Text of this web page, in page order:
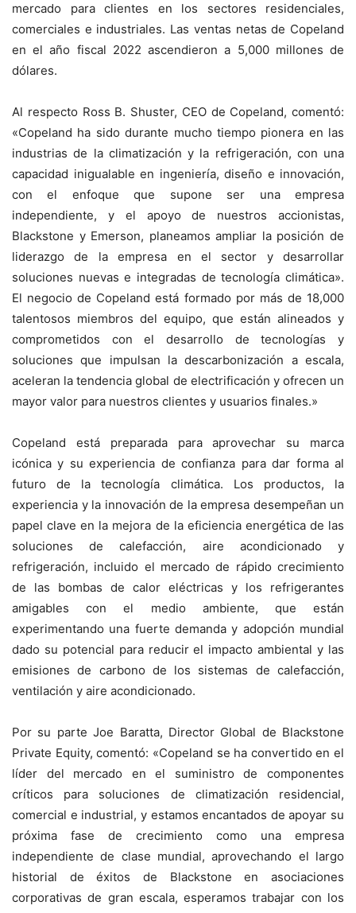
mercado para clientes en los sectores residenciales,
comerciales e industriales. Las ventas netas de Copeland
en el año fiscal 2022 ascendieron a 5,000 millones de
dólares.
Al respecto Ross B. Shuster, CEO de Copeland, comentó:
«Copeland ha sido durante mucho tiempo pionera en las
industrias de la climatización y la refrigeración, con una
capacidad inigualable en ingeniería, diseño e innovación,
con el enfoque que supone ser una empresa
independiente, y el apoyo de nuestros accionistas,
Blackstone y Emerson, planeamos ampliar la posición de
liderazgo de la empresa en el sector y desarrollar
soluciones nuevas e integradas de tecnología climática».
El negocio de Copeland está formado por más de 18,000
talentosos miembros del equipo, que están alineados y
comprometidos con el desarrollo de tecnologías y
soluciones que impulsan la descarbonización a escala,
aceleran la tendencia global de electrificación y ofrecen un
mayor valor para nuestros clientes y usuarios finales.»
Copeland está preparada para aprovechar su marca
icónica y su experiencia de confianza para dar forma al
futuro de la tecnología climática. Los productos, la
experiencia y la innovación de la empresa desempeñan un
papel clave en la mejora de la eficiencia energética de las
soluciones de calefacción, aire acondicionado y
refrigeración, incluido el mercado de rápido crecimiento
de las bombas de calor eléctricas y los refrigerantes
amigables con el medio ambiente, que están
experimentando una fuerte demanda y adopción mundial
dado su potencial para reducir el impacto ambiental y las
emisiones de carbono de los sistemas de calefacción,
ventilación y aire acondicionado.
Por su parte Joe Baratta, Director Global de Blackstone
Private Equity, comentó: «Copeland se ha convertido en el
líder del mercado en el suministro de componentes
críticos para soluciones de climatización residencial,
comercial e industrial, y estamos encantados de apoyar su
próxima fase de crecimiento como una empresa
independiente de clase mundial, aprovechando el largo
historial de éxitos de Blackstone en asociaciones
corporativas de gran escala, esperamos trabajar con los